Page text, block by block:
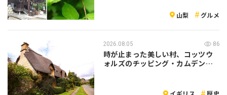
山梨 グルメ
2026.08.05 86
時が止まった美しい村、コッツウ
ォルズのチッピング・カムデンを
イギリス 歴史